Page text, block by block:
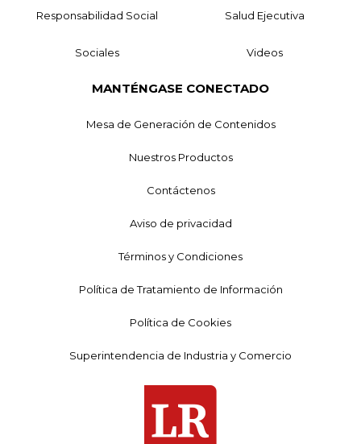
Responsabilidad Social Salud Ejecutiva
Sociales Videos
MANTÉNGASE CONECTADO
Mesa de Generación de Contenidos
Nuestros Productos
Contáctenos
Aviso de privacidad
Términos y Condiciones
Política de Tratamiento de Información
Política de Cookies
Superintendencia de Industria y Comercio